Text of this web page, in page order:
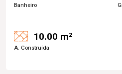
Banheiro
10.00 m²
A. Construída